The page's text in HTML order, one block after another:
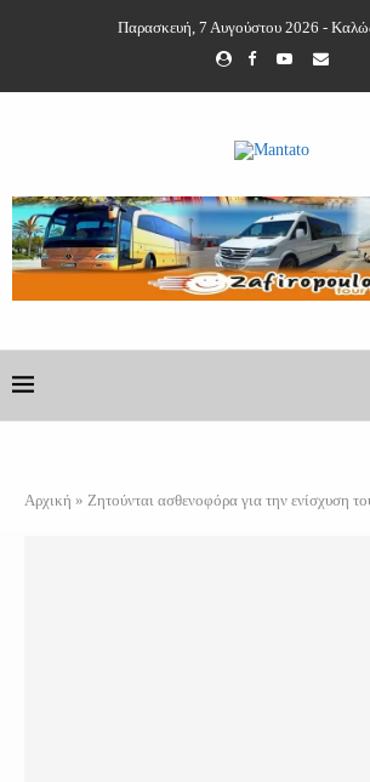
Παρασκευή, 7 Αυγούστου 2026 -
Αρχική » Ζητούνται ασθενοφόρα για την ενίσχυση